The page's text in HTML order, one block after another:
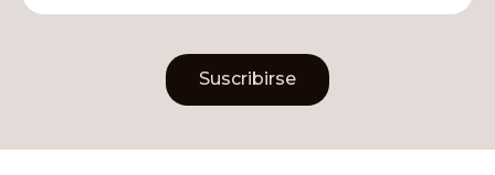
Suscribirse